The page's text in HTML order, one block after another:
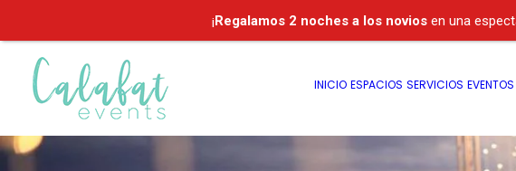
INICIO ESPACIOS SERVICIOS EVENTOS
¡Regalamos 2 noches a los noviosen una